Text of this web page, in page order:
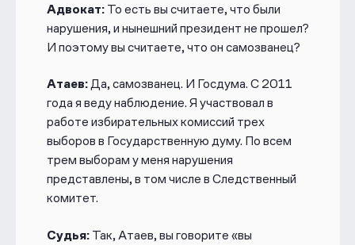
Адвокат:То есть вы считаете, что были
нарушения, и нынешний президент не прошел?
И поэтому вы считаете, что он самозванец?
Атаев:Да, самозванец. И Госдума. С 2011
года я веду наблюдение. Я участвовал в
работе избирательных комиссий трех
выборов в Государственную думу. По всем
трем выборам у меня нарушения
представлены, в том числе в Следственный
комитет.
Судья: Так, Атаев, вы говорите «вы